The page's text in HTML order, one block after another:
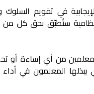
في تقويم
ستُطبّق بحق كل
من أي إساءة أو
يبذلها المعلمون في